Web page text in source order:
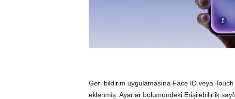
Geri bildirim uygulamasına Face ID veya
eklenmiş. Ayarlar bölümündeki Erişilebilirlik